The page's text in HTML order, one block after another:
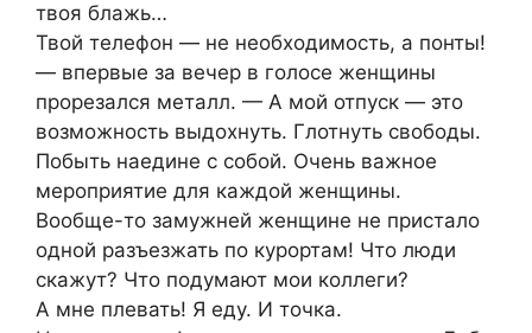
твоя блажь…
Твой телефон — не необходимость, а понты!
— впервые за вечер в голосе женщины
прорезался металл. — А мой отпуск — это
возможность выдохнуть. Глотнуть свободы.
Побыть наедине с собой. Очень важное
мероприятие для каждой женщины.
Вообще-то замужней женщине не пристало
одной разъезжать по курортам! Что люди
скажут? Что подумают мои коллеги?
А мне плевать! Я еду. И точка.